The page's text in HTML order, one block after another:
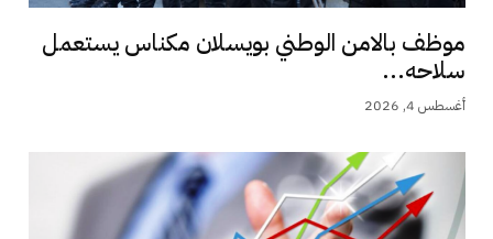
موظف بالامن الوطني بويسلان مكناس يستعمل
سلاحه...
أغسطس 4, 2026